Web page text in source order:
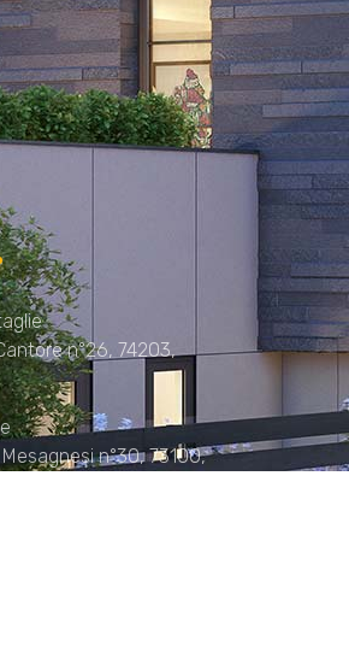
n°26, 74203,
n°30, 73100,